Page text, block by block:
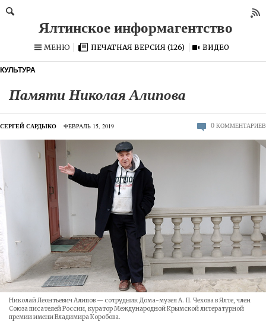
МЕНЮ ПЕЧАТНАЯ ВЕРСИЯ (126) ВИДЕО
КУЛЬТУРА
Памяти Николая Алипова
СЕРГЕЙ САРДЫКО ФЕВРАЛЬ 15, 2019 0 КОММЕНТАРИЕВ
Николай Леонтьевич Алипов — сотрудник Дома-музея А. П. Чехова в Ялте, член
Союза писателей России, куратор Международной Крымской литературной
премии имени Владимира Коробова.